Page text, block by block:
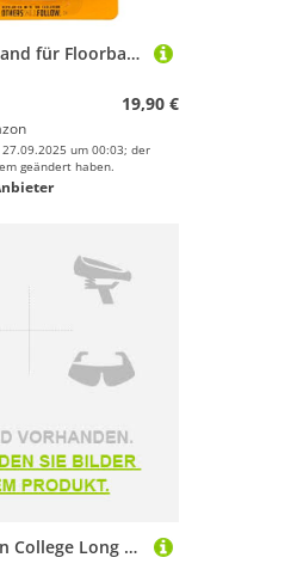
Oxdog | Griffband für Floorball Unihockey Schläger, Top Qualität für den professionellen Einsatz, für alle Fabrikate passend (Grey)
19,90 €
um 00:03; der
geändert haben.
Oxdog Madison College Long Sleeve T-shirt Blau S Mann